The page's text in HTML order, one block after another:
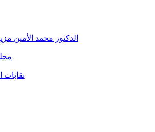
الدكتور محمد الأمين